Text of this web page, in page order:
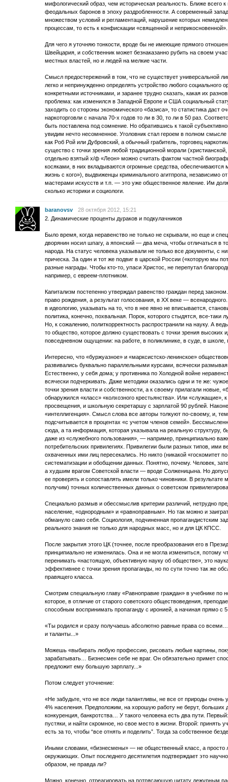
мифологический образ, чем историческая реальность. Ближе всего
феодальных баронов в эпоху раздробленности. А современный
множеством условий и регламентаций, нарушение которых
процессам, то есть к конфискации «священной и неприкосновенной».
Для чего я уточняю тонкости, вроде бы не имеющие прямого
Швейцария, и собственник может безнаказанно рубить на своем
местных властей, но и людей на мелкие части.
Смысл предостережений в том, что не существует универсальной
легко и непринужденно определять устройство любого социального
конкретными источниками, и заранее трудно сказать, какая их
проблема: как изменился в Западной Европе и США социальный
заходить со стороны экономического «базиса», то статистика даст
наркоторговли с начала 70-х годов то ли в 30, то ли в 50 раз.
быть поставлена под сомнение. Но обратившись к такой
увидим нечто несомненное. Уголовник стал героем в полном
как Роб Рой или Дубровский, а обычный грабитель, торговец
существо с точки зрения любой традиционной морали
отдельно взятый х/ф «Леон» можно считать фактом частной
косяками, в них вкладываются огромные средства, обеспечиваются
жизнь с кого»), выдвиженцы криминального агитпропа, независимо
мастерами искусств и т.п. — это уже общественное явление. Им
сколько историки и социологи.
baranovsv
28 октября 2012, 15:21
2. Динамические проценты дураков и подкулачников
Было время, когда неравенство не только не скрывали, но еще и
дворянин носил шпагу, а японский — два меча, чтобы отличаться в
народа. На статус человека указывали не только все документы, с
прическа. За один и тот же подвиг в царской России («которую мы
разные награды. Чтобы кто-то, упаси Христос, не перепутал
например, с евреем-плотником.
Капитализм постепенно утверждал равенство граждан перед
право рождения, а результат голосования, в ХХ веке —
в идеологию, указывать на то, что в нее явно не вписывается,
политика, конечно, похвальная. Порок, которого стыдятся, все-таки
Но, к сожалению, политкорректность распространили на науку. А
то общество, которое должно существовать с точки зрения высоких
повседневном ощущении: на работе, в поликлинике, в суде, в школе,
Интересно, что «буржуазное» и «марксистско-ленинское»
развивались буквально параллельными курсами, всячески
Естественно, у себя дома; у противника по Холодной войне
всячески подчеркивать. Даже методики оказались одни и те же:
точки зрения власти и собственности, а к своему прилагали
обнаружился «класс» «колхозного крестьянства». Или
просвещения, и школьную секретаршу с зарплатой 90 рублей.
«интеллигенция». Смысл слова все авторы толкуют по-своему, и,
подсчитывается в процентах «с учетом членов семей».
сюда, а та информация, которая указывала на реальную структуру,
даже из «служебного пользования», — например, принципиально
потребительских привилегиях. Привилегии были разных типов, ими
охваченных ими лиц пересекались. Но никто (никакой «госкомитет
систематизации и обобщении данных. Понятно, почему. Человек,
а худшим врагом Советской власти — вроде Солженицына. Но
ее проверять и сопоставлять имели только чиновники. В
получим) точных количественных данных о советском
Специально размыв и обессмыслив критерии различий, нетрудно
население, «однородным» и «равноправным». Но так можно и
обмануло само себя. Социология, подчиненная пропагандистским
реального знания не только для народных масс, но и для ЦК КПСС.
После закрытия этого ЦК (точнее, после преобразования его в
принципиально не изменилась. Она и не могла измениться, потому
перенимать «настоящую, объективную науку об обществе», это
эффективнее с точки зрения пропаганды, но по сути точно так же
правящего класса.
Смотрим специальную главу «Равноправие граждан» в учебнике по
которое, в отличие от старого советского обществоведения,
способным воспринимать пропаганду с иронией, а начиная прямо с
«Ты родился и сразу получаешь абсолютно равные права со
и таланты...»
Можешь «выбирать любую профессию, рисовать любые картины,
зарабатывать… Бизнесмен себе не враг. Он обязательно примет
предложит ему большую зарплату...»
Потом следует уточнение:
«Не забудьте, что не все люди талантливы, не все от природы
4% населения. Предположим, на хорошую работу не берут, больших
конкуренция, банкротства… У такого человека есть два пути.
пустяки, и найти скромное, но свое место в жизни. Второй: принять
есть за то, чтобы “все отнять и поделить”. Тогда за собственное
Иными словами, «бизнесмены» — не общественный класс, а просто
окружающих. Опыт последнего десятилетия подтверждает это
образом, не правда ли?
Можно, конечно, отреагировать на потрясающую цитату дежурным